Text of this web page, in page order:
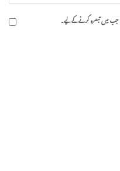
جب میں تبصرہ کرنے کےلیے۔